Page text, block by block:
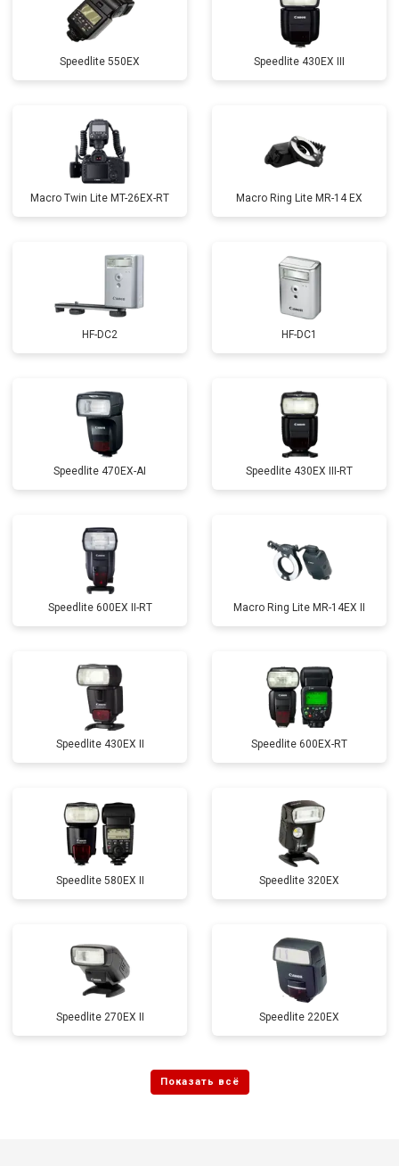
Speedlite 550EX Speedlite 430EX III
Macro Twin Lite MT-26EX-RT Macro Ring Lite MR-14 EX
HF-DC2 HF-DC1
Speedlite 470EX-AI Speedlite 430EX III-RT
Speedlite 600EX II-RT Macro Ring Lite MR-14EX II
Speedlite 430EX II Speedlite 600EX-RT
Speedlite 580EX II Speedlite 320EX
Speedlite 270EX II Speedlite 220EX